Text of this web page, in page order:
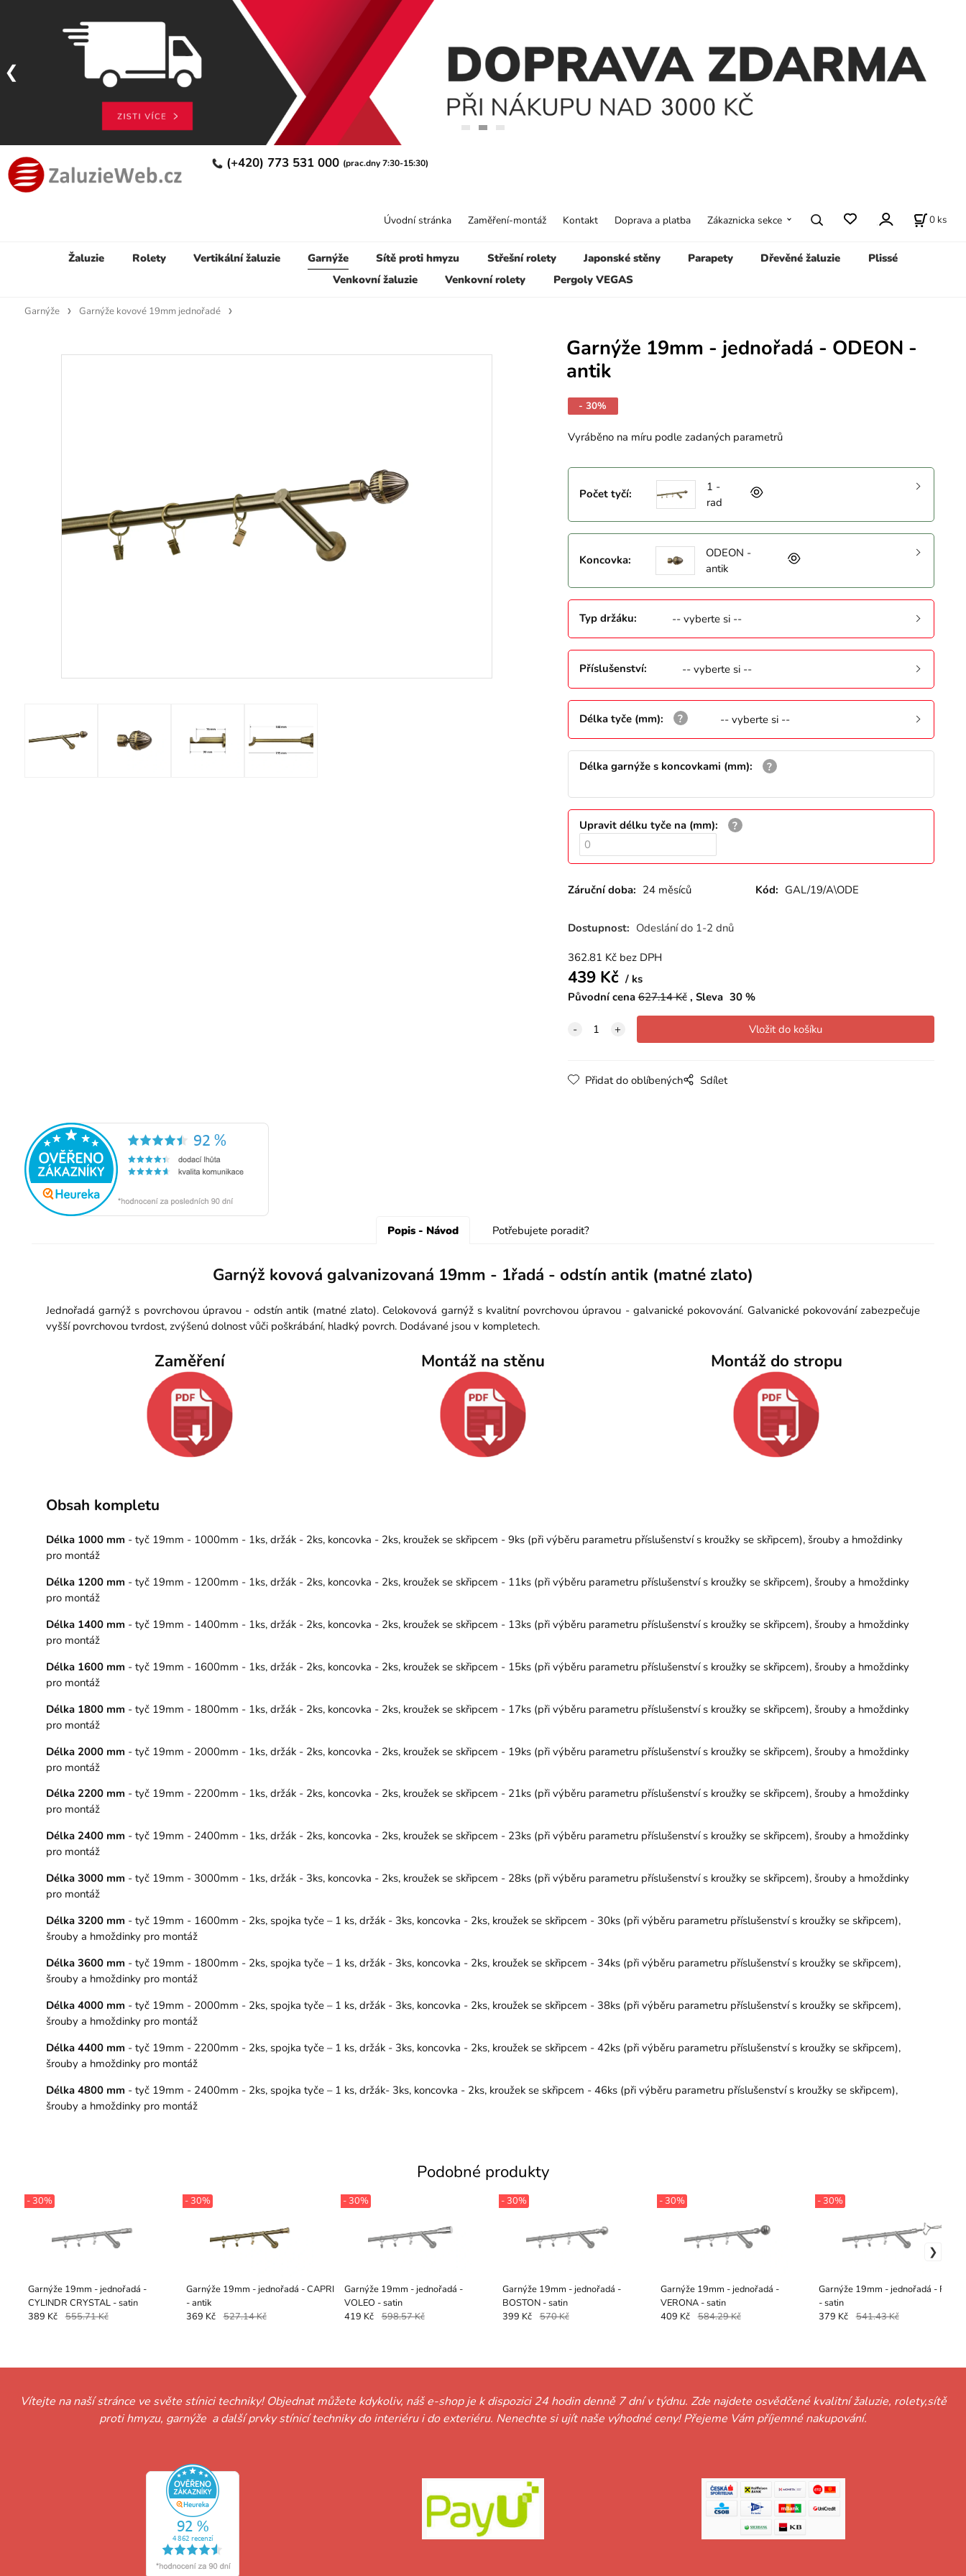
(+420) 773 531 000 (prac.dny 7:30-15:30)
Žaluzie Rolety Vertikální žaluzie Garnýže Sítě proti hmyzu Střešní rolety Japonské stěny Parapety Dřevěné žaluzie
Plissé
Venkovní žaluzie
Venkovní rolety Pergoly VEGAS
Úvodní stránka Zaměření-montáž Kontakt Doprava a platba Zákaznicka sekce 0 ks
Garnýže Garnýže kovové 19mm jednořadé
Garnýže 19mm - jednořadá - ODEON -
antik
- 30%
Vyráběno na míru podle zadaných parametrů
Počet tyčí:
1 -
rad
Koncovka:
ODEON -
antik
Typ držáku: -- vyberte si --
Příslušenství: -- vyberte si --
Délka tyče (mm): -- vyberte si --
Délka garnýže s koncovkami (mm):
Upravit délku tyče na (mm):
Záruční doba: 24 měsíců Kód: GAL/19/A\ODE
Dostupnost: Odeslání do 1-2 dnů
362.81 Kč bez DPH
439Kč
ks
Původní cena 627.14Kč Sleva 30%
Přidat do oblíbených Sdílet
Popis - Návod Potřebujete poradit?
Garnýž kovová galvanizovaná 19mm - 1řadá - odstín antik (matné zlato)
Jednořadá garnýž s povrchovou úpravou - odstín antik (matné zlato). Celokovová garnýž s kvalitní povrchovou úpravou - galvanické pokovování. Galvanické pokovování zabezpečuje
vyšší povrchovou tvrdost, zvýšenú dolnost vůči poškrábání, hladký povrch. Dodávané jsou v kompletech.
Zaměření Montáž na stěnu Montáž do stropu
Obsah kompletu
Délka 1000 mm - tyč 19mm - 1000mm - 1ks, držák - 2ks, koncovka - 2ks, kroužek se skřipcem - 9ks (při výběru parametru příslušenství s kroužky se skřipcem), šrouby a hmoždinky
pro montáž
Délka 1200 mm - tyč 19mm - 1200mm - 1ks, držák - 2ks, koncovka - 2ks, kroužek se skřipcem - 11ks (při výběru parametru příslušenství s kroužky se skřipcem), šrouby a hmoždinky
pro montáž
Délka 1400 mm - tyč 19mm - 1400mm - 1ks, držák - 2ks, koncovka - 2ks, kroužek se skřipcem - 13ks (při výběru parametru příslušenství s kroužky se skřipcem), šrouby a hmoždinky
pro montáž
Délka 1600 mm - tyč 19mm - 1600mm - 1ks, držák - 2ks, koncovka - 2ks, kroužek se skřipcem - 15ks (při výběru parametru příslušenství s kroužky se skřipcem), šrouby a hmoždinky
pro montáž
Délka 1800 mm - tyč 19mm - 1800mm - 1ks, držák - 2ks, koncovka - 2ks, kroužek se skřipcem - 17ks (při výběru parametru příslušenství s kroužky se skřipcem), šrouby a hmoždinky
pro montáž
Délka 2000 mm - tyč 19mm - 2000mm - 1ks, držák - 2ks, koncovka - 2ks, kroužek se skřipcem - 19ks (při výběru parametru příslušenství s kroužky se skřipcem), šrouby a hmoždinky
pro montáž
Délka 2200 mm - tyč 19mm - 2200mm - 1ks, držák - 2ks, koncovka - 2ks, kroužek se skřipcem - 21ks (při výběru parametru příslušenství s kroužky se skřipcem), šrouby a hmoždinky
pro montáž
Délka 2400 mm - tyč 19mm - 2400mm - 1ks, držák - 2ks, koncovka - 2ks, kroužek se skřipcem - 23ks (při výběru parametru příslušenství s kroužky se skřipcem), šrouby a hmoždinky
pro montáž
Délka 3000 mm - tyč 19mm - 3000mm - 1ks, držák - 3ks, koncovka - 2ks, kroužek se skřipcem - 28ks (při výběru parametru příslušenství s kroužky se skřipcem), šrouby a hmoždinky
pro montáž
Délka 3200 mm - tyč 19mm - 1600mm - 2ks, spojka tyče – 1 ks, držák - 3ks, koncovka - 2ks, kroužek se skřipcem - 30ks (při výběru parametru příslušenství s kroužky se skřipcem),
šrouby a hmoždinky pro montáž
Délka 3600 mm - tyč 19mm - 1800mm - 2ks, spojka tyče – 1 ks, držák - 3ks, koncovka - 2ks, kroužek se skřipcem - 34ks (při výběru parametru příslušenství s kroužky se skřipcem),
šrouby a hmoždinky pro montáž
Délka 4000 mm - tyč 19mm - 2000mm - 2ks, spojka tyče – 1 ks, držák - 3ks, koncovka - 2ks, kroužek se skřipcem - 38ks (při výběru parametru příslušenství s kroužky se skřipcem),
šrouby a hmoždinky pro montáž
Délka 4400 mm - tyč 19mm - 2200mm - 2ks, spojka tyče – 1 ks, držák - 3ks, koncovka - 2ks, kroužek se skřipcem - 42ks (při výběru parametru příslušenství s kroužky se skřipcem),
šrouby a hmoždinky pro montáž
Délka 4800 mm - tyč 19mm - 2400mm - 2ks, spojka tyče – 1 ks, držák- 3ks, koncovka - 2ks, kroužek se skřipcem - 46ks (při výběru parametru příslušenství s kroužky se skřipcem),
šrouby a hmoždinky pro montáž
Podobné produkty
Garnýže 19mm - jednořadá -
CYLINDR CRYSTAL - satin
- 30%
389 Kč 555.71 Kč
Garnýže 19mm - jednořadá - CAPRI
- antik
- 30%
369 Kč 527.14 Kč
Garnýže 19mm - jednořadá -
VOLEO - satin
- 30%
419 Kč 598.57 Kč
Garnýže 19mm - jednořadá -
BOSTON - satin
- 30%
399 Kč 570 Kč
Garnýže 19mm - jednořadá -
VERONA - satin
- 30%
409 Kč 584.29 Kč
Garnýže 19mm - jednořadá -
- satin
- 30%
379 Kč 541.43 Kč
Vítejte na naší stránce ve světe stínici techniky! Objednat můžete kdykoliv, náš e-shop je k dispozici 24 hodin denně 7 dní v týdnu. Zde najdete osvědčené kvalitní žaluzie, rolety,sítě
proti hmyzu, garnýže a další prvky stínicí techniky do interiéru i do exteriéru. Nenechte si ujít naše výhodné ceny! Přejeme Vám příjemné nakupování.